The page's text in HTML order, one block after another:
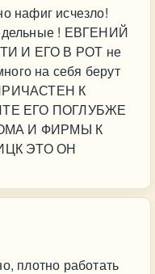
нафиг исчезло!
! ЕВГЕНИЙ
И ЕГО В РОТ не
на себя берут
К
ЕГО ПОГЛУБЖЕ
И ФИРМЫ К
ЭТО ОН
плотно работать